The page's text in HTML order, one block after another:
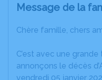
Message de la
Chère famille, chers
C’est avec une
annonçons le décès
vendredi 05 janvier